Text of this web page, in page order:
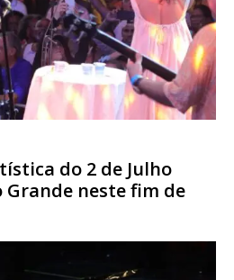
do 2 de Julho
Grande neste fim de